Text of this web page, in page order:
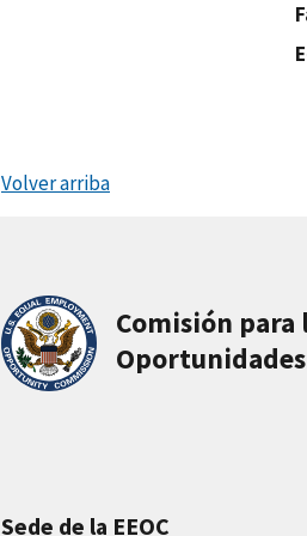
Volver arriba
Comisión para
Sede de la EEOC